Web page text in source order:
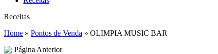
Receitas
Home » Pontos de Venda » OLIMPIA MUSIC BAR
Página Anterior